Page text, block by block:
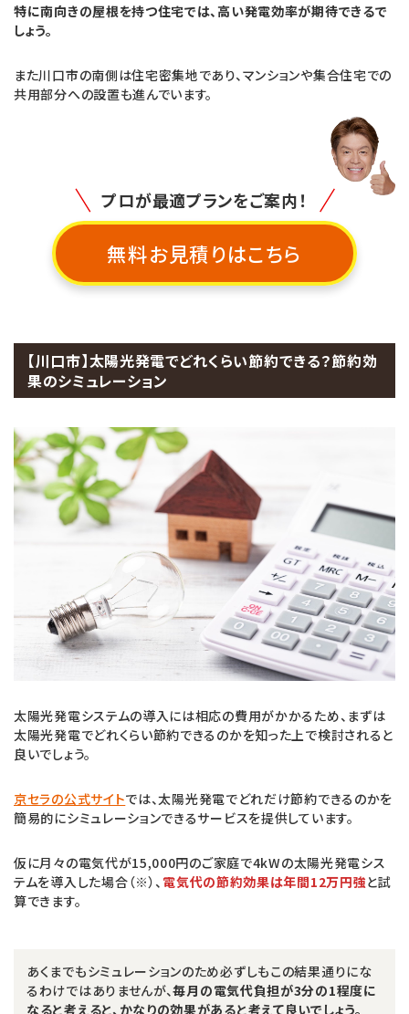
特に南向きの屋根を持つ住宅では、高い発電効率が期待できるで
しょう。
また川口市の南側は住宅密集地であり、マンションや集合住宅での
共用部分への設置も進んでいます。
プロが最適プランをご案内！
無料お見積りはこちら
【川口市】太陽光発電でどれくらい節約できる？節約効
果のシミュレーション
太陽光発電システムの導入には相応の費用がかかるため、まずは
太陽光発電でどれくらい節約できるのかを知った上で検討されると
良いでしょう。
京セラの公式サイトでは、太陽光発電でどれだけ節約できるのかを
簡易的にシミュレーションできるサービスを提供しています。
仮に月々の電気代が15,000円のご家庭で4kWの太陽光発電シス
テムを導入した場合（※）、 電気代の節約効果は年間12万円強と試
算できます。
あくまでもシミュレーションのため必ずしもこの結果通りにな
るわけではありませんが、毎月の電気代負担が3分の1程度に
なると考えると、かなりの効果があると考えて良いでしょう。